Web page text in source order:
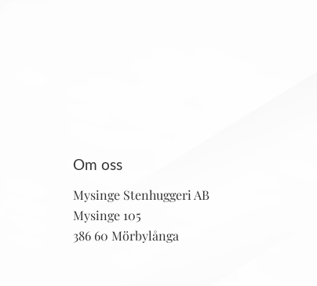
Om oss
Mysinge Stenhuggeri AB
Mysinge 105
386 60 Mörbylånga